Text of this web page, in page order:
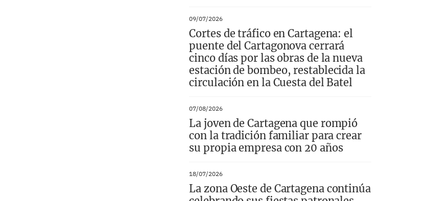
09/07/2026
Cortes de tráfico en Cartagena: el
puente del Cartagonova cerrará
cinco días por las obras de la nueva
estación de bombeo, restablecida la
circulación en la Cuesta del Batel
07/08/2026
La joven de Cartagena que rompió
con la tradición familiar para crear
su propia empresa con 20 años
18/07/2026
La zona Oeste de Cartagena continúa